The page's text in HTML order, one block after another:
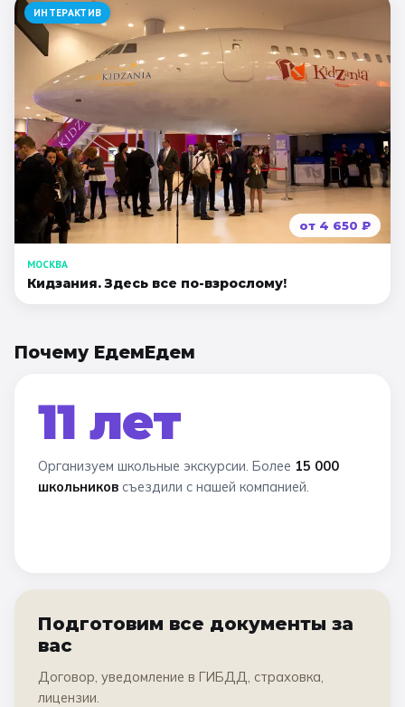
ИНТЕРАКТИВ
от 4 650 ₽
МОСКВА
Кидзания. Здесь все по-взрослому!
Почему ЕдемЕдем
11 лет
Организуем школьные экскурсии. Более 15 000
школьников съездили с нашей компанией.
Подготовим все документы за
вас
Договор, уведомление в ГИБДД, страховка,
лицензии.